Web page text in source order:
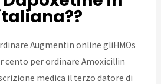
Augmentin online gliHMOs
cento per ordinare Amoxicillin
medica il terzo datore di